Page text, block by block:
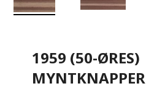
1959 (50-ØRES)
MYNTKNAPPER